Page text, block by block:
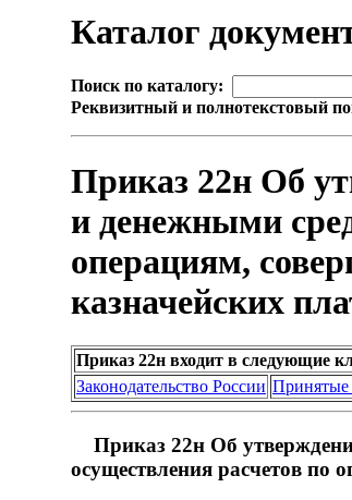
Каталог
Поиск по каталогу:
Реквизитный и полнотекстовый
Приказ 22н Об
и денежными
операциям,
казначейских
Приказ 22н входит в следующие
Законодательство России Принятые
Приказ 22н Об
осуществления расчетов по